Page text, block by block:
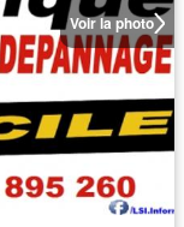
Voir la photo